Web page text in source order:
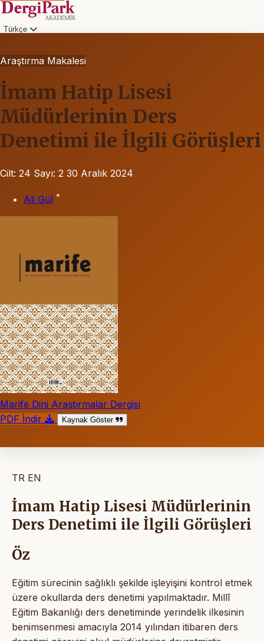
Türkçe
Araştırma Makalesi
İmam Hatip Lisesi
Müdürlerinin Ders
Denetimi ile İlgili Görüşleri
Cilt: 24 Sayı: 2 30 Aralık 2024
Ali Gül *
Marife Dini Araştırmalar Dergisi
PDF İndir
Kaynak Göster
TR EN
İmam Hatip Lisesi Müdürlerinin
Ders Denetimi ile İlgili Görüşleri
Öz
Eğitim sürecinin sağlıklı şekilde işleyişini kontrol etmek
üzere okullarda ders denetimi yapılmaktadır. Millî
Eğitim Bakanlığı ders denetiminde yerindelik ilkesinin
benimsenmesi amacıyla 2014 yılından itibaren ders